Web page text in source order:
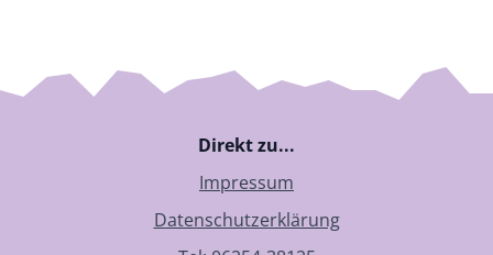
Direkt zu...
Impressum
Datenschutzerklärung